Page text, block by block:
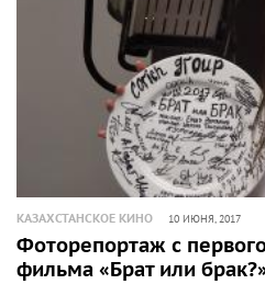
КАЗАХСТАНСКОЕ КИНО 10 ИЮНЯ, 2017
Фоторепортаж с
фильма «Брат или